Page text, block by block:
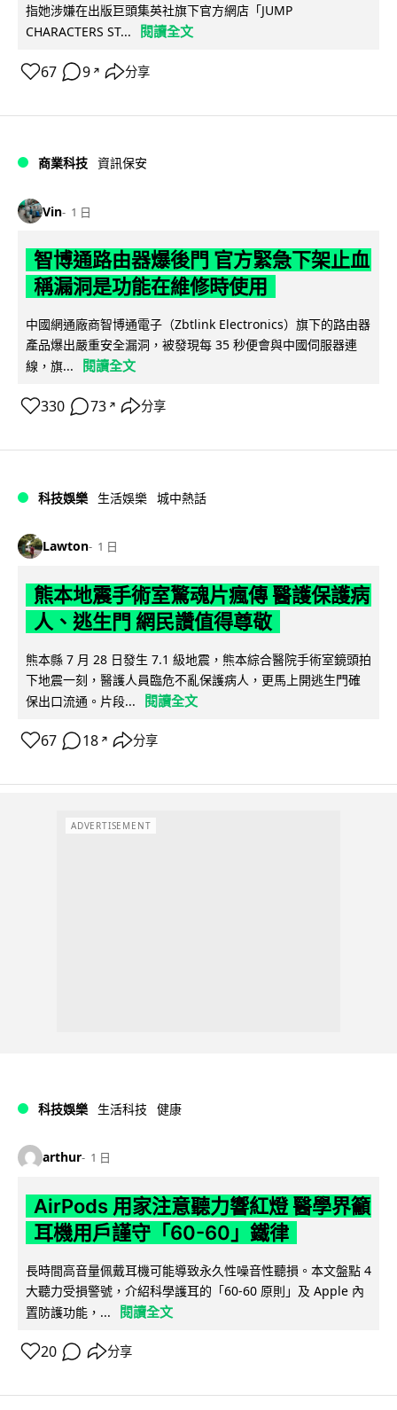
指她涉嫌在出版巨頭集英社旗下官方網店「JUMP
CHARACTERS ST...
閱讀全文
67 9 ↗ 分享
商業科技 資訊保安
Vin 1 日
智博通路由器爆後門 官方緊急下架止血
稱漏洞是功能在維修時使用
中國網通廠商智博通電子（Zbtlink Electronics）旗下的路由器
產品爆出嚴重安全漏洞，被發現每 35 秒便會與中國伺服器連
線，旗...
閱讀全文
330 73 ↗ 分享
科技娛樂 生活娛樂 城中熱話
Lawton 1 日
熊本地震手術室驚魂片瘋傳 醫護保護病
人、逃生門 網民讚值得尊敬
熊本縣 7 月 28 日發生 7.1 級地震，熊本綜合醫院手術室鏡頭拍
下地震一刻，醫護人員臨危不亂保護病人，更馬上開逃生門確
保出口流通。片段...
閱讀全文
67 18 ↗ 分享
ADVERTISEMENT
科技娛樂 生活科技 健康
arthur 1 日
AirPods 用家注意聽力響紅燈 醫學界籲
耳機用戶謹守「60-60」鐵律
長時間高音量佩戴耳機可能導致永久性噪音性聽損。本文盤點 4
大聽力受損警號，介紹科學護耳的「60-60 原則」及 Apple 內
置防護功能，...
閱讀全文
20 分享